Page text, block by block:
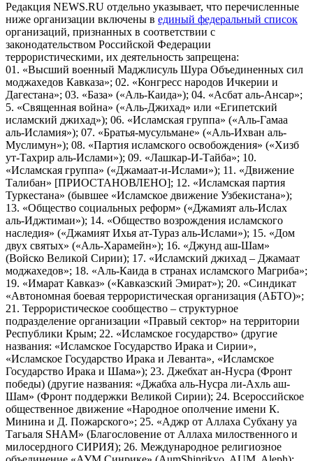
Редакция NEWS.RU отдельно указывает, что перечисленные
ниже организации включены в единый федеральный список
организаций, признанных в соответствии с
законодательством Российской Федерации
террористическими, их деятельность запрещена:
01. «Высший военный Маджлисуль Шура Объединенных сил
моджахедов Кавказа»; 02. «Конгресс народов Ичкерии и
Дагестана»; 03. «База» («Аль-Каида»); 04. «Асбат аль-Ансар»;
5. «Священная война» («Аль-Джихад» или «Египетский
исламский джихад»); 06. «Исламская группа» («Аль-Гамаа
аль-Исламия»); 07. «Братья-мусульмане» («Аль-Ихван аль-
Муслимун»); 08. «Партия исламского освобождения» («Хизб
ут-Тахрир аль-Ислами»); 09. «Лашкар-И-Тайба»; 10.
«Исламская группа» («Джамаат-и-Ислами»); 11. «Движение
Талибан» [ПРИОСТАНОВЛЕНО]; 12. «Исламская партия
Туркестана» (бывшее «Исламское движение Узбекистана»);
13. «Общество социальных реформ» («Джамият аль-Ислах
аль-Иджтимаи»); 14. «Общество возрождения исламского
наследия» («Джамият Ихья ат-Тураз аль-Ислами»); 15. «Дом
двух святых» («Аль-Харамейн»); 16. «Джунд аш-Шам»
(Войско Великой Сирии); 17. «Исламский джихад – Джамаат
моджахедов»; 18. «Аль-Каида в странах исламского Магриба»;
19. «Имарат Кавказ» («Кавказский Эмират»); 20. «Синдикат
«Автономная боевая террористическая организация (АБТО)»;
21. Террористическое сообщество – структурное
подразделение организации «Правый сектор» на территории
Республики Крым; 22. «Исламское государство» (другие
названия: «Исламское Государство Ирака и Сирии»,
«Исламское Государство Ирака и Леванта», «Исламское
Государство Ирака и Шама»); 23. Джебхат ан-Нусра (Фронт
победы) (другие названия: «Джабха аль-Нусра ли-Ахль аш-
Шам» (Фронт поддержки Великой Сирии); 24. Всероссийское
общественное движение «Народное ополчение имени К.
Минина и Д. Пожарского»; 25. «Аджр от Аллаха Субхану уа
Тагьаля SHAM» (Благословение от Аллаха милоственного и
милосердного СИРИЯ); 26. Международное религиозное